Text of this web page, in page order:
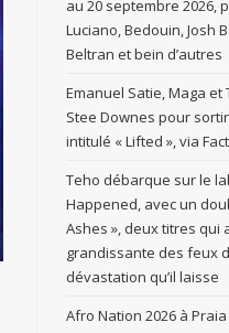
au 20 septembre 2026,
Luciano, Bedouin, Josh
Beltran et bein d’autres
Emanuel Satie, Maga et
Stee Downes pour
intitulé « Lifted », via
Teho débarque sur le
Happened, avec un
Ashes », deux titres qui
grandissante des feux
dévastation qu’il laisse
Afro Nation 2026 à